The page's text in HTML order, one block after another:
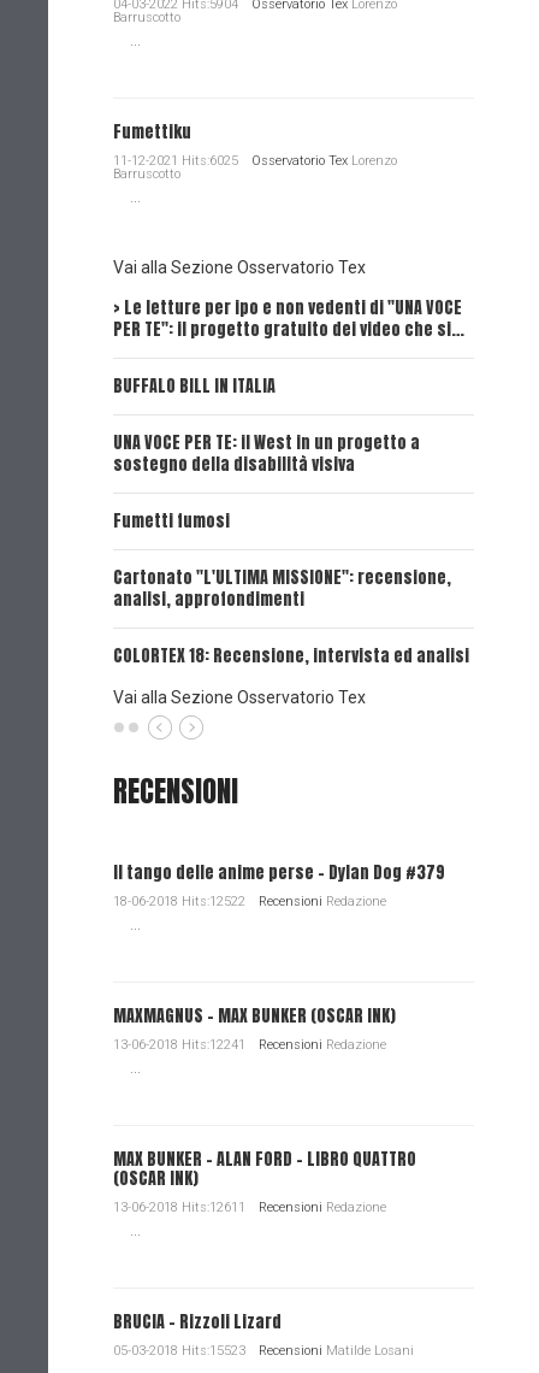
04-03-2022 Hits:5904 Osservatorio Tex Lorenzo
Barruscotto
...
Fumettiku
11-12-2021 Hits:6025 Osservatorio Tex Lorenzo
Barruscotto
...
Vai alla Sezione Osservatorio Tex
> Le letture per ipo e non vedenti di "UNA VOCE
PER TE": il progetto gratuito dei video che si…
BUFFALO BILL IN ITALIA
UNA VOCE PER TE: il West in un progetto a
sostegno della disabilità visiva
Fumetti fumosi
Cartonato "L'ULTIMA MISSIONE": recensione,
analisi, approfondimenti
COLORTEX 18: Recensione, intervista ed analisi
Vai alla Sezione Osservatorio Tex
RECENSIONI
Il tango delle anime perse - Dylan Dog #379
18-06-2018 Hits:12522 Recensioni Redazione
...
MAXMAGNUS – MAX BUNKER (OSCAR INK)
13-06-2018 Hits:12241 Recensioni Redazione
...
MAX BUNKER – ALAN FORD – LIBRO QUATTRO
(OSCAR INK)
13-06-2018 Hits:12611 Recensioni Redazione
...
BRUCIA - Rizzoli Lizard
05-03-2018 Hits:15523 Recensioni Matilde Losani